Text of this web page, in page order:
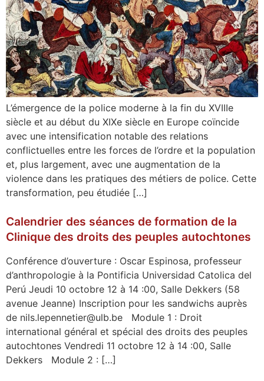
L’émergence de la police moderne à la fin du XVIIIe
siècle et au début du XIXe siècle en Europe coïncide
avec une intensification notable des relations
conflictuelles entre les forces de l’ordre et la population
et, plus largement, avec une augmentation de la
violence dans les pratiques des métiers de police. Cette
transformation, peu étudiée […]
Calendrier des séances de formation de la
Clinique des droits des peuples autochtones
Conférence d’ouverture : Oscar Espinosa, professeur
d’anthropologie à la Pontificia Universidad Catolica del
Perú Jeudi 10 octobre 12 à 14 :00, Salle Dekkers (58
avenue Jeanne) Inscription pour les sandwichs auprès
de nils.lepennetier@ulb.be Module 1 : Droit
international général et spécial des droits des peuples
autochtones Vendredi 11 octobre 12 à 14 :00, Salle
Dekkers Module 2 : […]